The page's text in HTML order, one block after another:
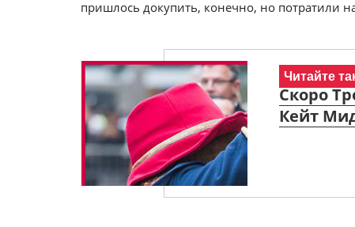
пришлось докупить, конечно, но потратили
Читайте
Скоро
Кейт